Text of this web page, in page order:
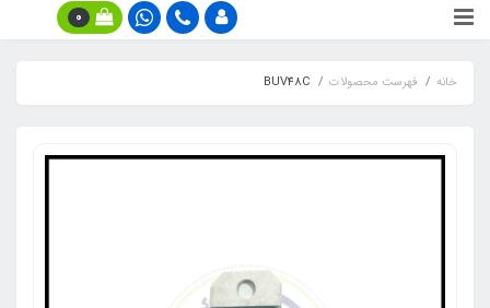
0
خانه فهرست محصولات BUV48C